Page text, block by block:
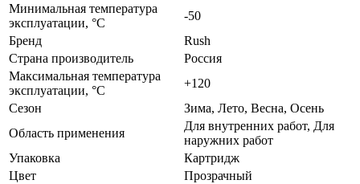
Минимальная температура
эксплуатации, °C
-50
Бренд
Rush
Страна производитель
Россия
Максимальная температура
эксплуатации, °C
+120
Сезон
Зима, Лето, Весна, Осень
Область применения
Для внутренних работ, Для
наружних работ
Упаковка
Картридж
Цвет
Прозрачный